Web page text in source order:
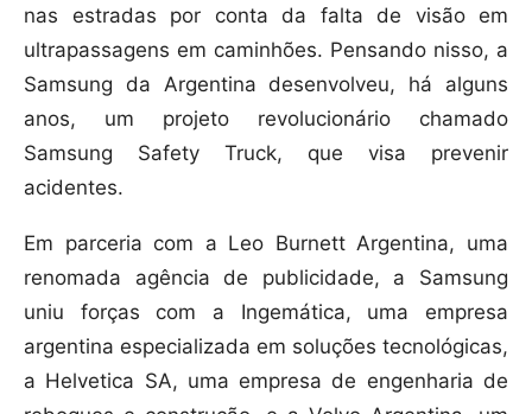
nas estradas por conta da falta de visão em
ultrapassagens em caminhões. Pensando nisso, a
Samsung da Argentina desenvolveu, há alguns
anos, um projeto revolucionário chamado
Samsung Safety Truck, que visa prevenir
acidentes.
Em parceria com a Leo Burnett Argentina, uma
renomada agência de publicidade, a Samsung
uniu forças com a Ingemática, uma empresa
argentina especializada em soluções tecnológicas,
a Helvetica SA, uma empresa de engenharia de